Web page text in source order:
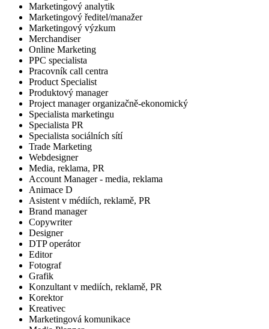
Marketingový analytik
Marketingový ředitel/manažer
Marketingový výzkum
Merchandiser
Online Marketing
PPC specialista
Pracovník call centra
Product Specialist
Produktový manager
Project manager organizačně-ekonomický
Specialista marketingu
Specialista PR
Specialista sociálních sítí
Trade Marketing
Webdesigner
Media, reklama, PR
Account Manager - media, reklama
Animace D
Asistent v médiích, reklamě, PR
Brand manager
Copywriter
Designer
DTP operátor
Editor
Fotograf
Grafik
Konzultant v mediích, reklamě, PR
Korektor
Kreativec
Marketingová komunikace